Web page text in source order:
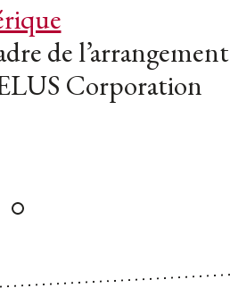
de l’arrangement
Corporation